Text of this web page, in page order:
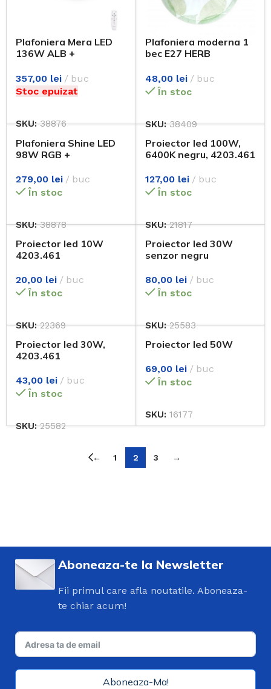
Plafoniera Mera LED
136W ALB +
357,00 lei
buc
Stoc epuizat
SKU:38876
Plafoniera moderna 1
bec E27 HERB
48,00 lei
buc
În stoc
SKU:38409
Plafoniera Shine LED
98W RGB +
279,00 lei
buc
În stoc
SKU:38878
Proiector led 100W,
6400K negru, 4203.461
127,00 lei
buc
În stoc
SKU:21817
Proiector led 10W
4203.461
20,00 lei
buc
În stoc
SKU:22369
Proiector led 30W
senzor negru
80,00 lei
buc
În stoc
SKU:25583
Proiector led 30W,
4203.461
43,00 lei
buc
În stoc
SKU:25582
Proiector led 50W
69,00 lei
buc
În stoc
SKU: 16177
← 1 2 3 →
Aboneaza-te la Newsletter
Fii primul care afla noutatile. Aboneaza-
te chiar acum!
Aboneaza-Ma!